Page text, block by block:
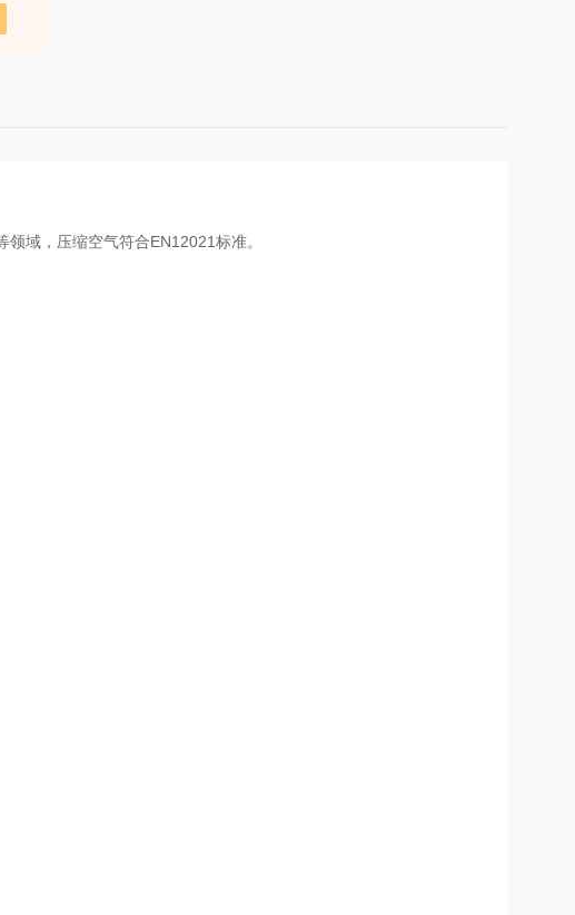
域，压缩空气符合EN12021标准。